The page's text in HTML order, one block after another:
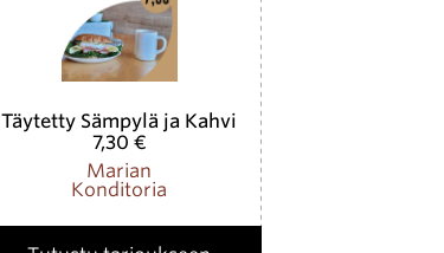
Täytetty Sämpylä ja Kahvi
7,30 €
Marian
Konditoria